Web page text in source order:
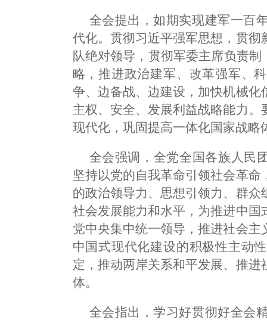
全会提出，如期实现建军一百
代化。贯彻习近平强军思想，贯
队绝对领导，贯彻军委主席负责
略，推进政治建军、改革强军、
争、边备战、边建设，加快机械
主权、安全、发展利益战略能力
现代化，巩固提高一体化国家战略
全会强调，全党全国各族人民
坚持以党的自我革命引领社会革
的政治领导力、思想引领力、群
社会发展能力和水平，为推进中
党中央集中统一领导，推进社会
中国式现代化建设的积极性主动
定，推动两岸关系和平发展、推
体。
全会指出，学习好贯彻好全会